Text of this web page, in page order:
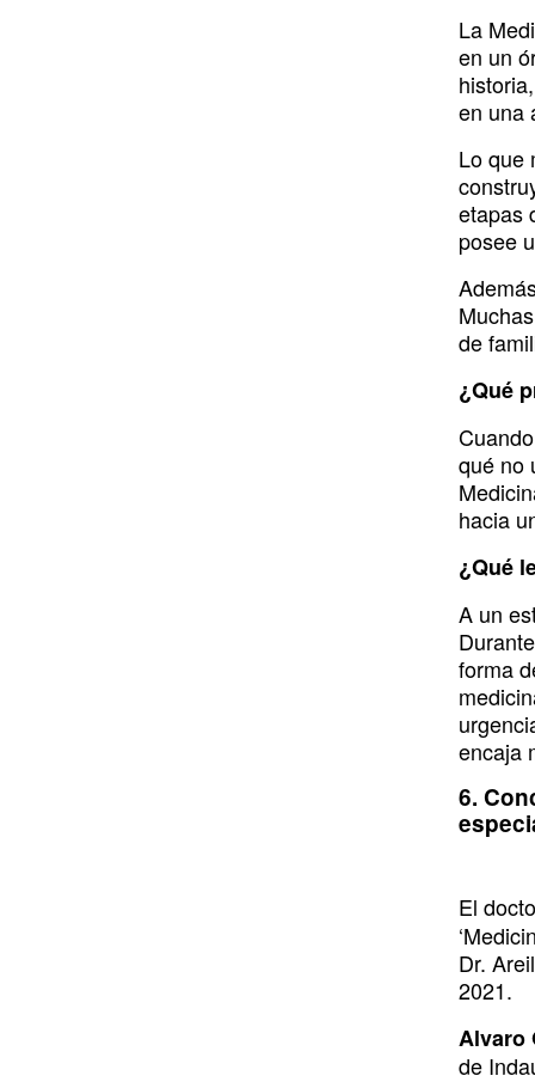
La
en un
en una
Lo que
etapas
posee
de
¿Qué
qué no
hacia
¿Qué
A un
forma
encaja
6.
El
Dr.
2021.
Alvaro
de